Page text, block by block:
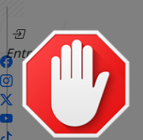
Entrar